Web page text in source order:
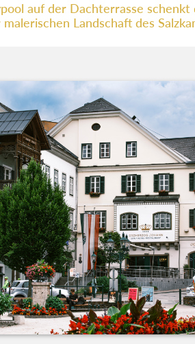
auf der Dachterrasse schenkt
Landschaft des